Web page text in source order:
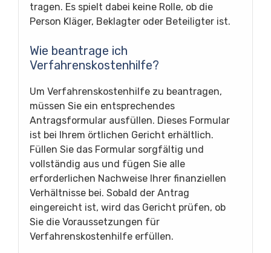
tragen. Es spielt dabei keine Rolle, ob die
Person Kläger, Beklagter oder Beteiligter ist.
Wie beantrage ich
Verfahrenskostenhilfe?
Um Verfahrenskostenhilfe zu beantragen,
müssen Sie ein entsprechendes
Antragsformular ausfüllen. Dieses Formular
ist bei Ihrem örtlichen Gericht erhältlich.
Füllen Sie das Formular sorgfältig und
vollständig aus und fügen Sie alle
erforderlichen Nachweise Ihrer finanziellen
Verhältnisse bei. Sobald der Antrag
eingereicht ist, wird das Gericht prüfen, ob
Sie die Voraussetzungen für
Verfahrenskostenhilfe erfüllen.